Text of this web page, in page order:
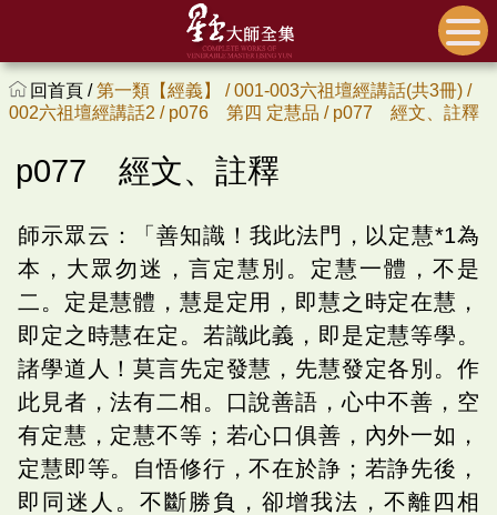
回首頁 /第一類【經義】 /001-003六祖壇經講話(共3冊) /
002六祖壇經講話2 / p076 第四 定慧品 / p077 經文、註釋
p077 經文、註釋
師示眾云：「善知識！我此法門，以定慧*1為
本，大眾勿迷，言定慧別。定慧一體，不是
二。定是慧體，慧是定用，即慧之時定在慧，
即定之時慧在定。若識此義，即是定慧等學。
諸學道人！莫言先定發慧，先慧發定各別。作
此見者，法有二相。口說善語，心中不善，空
有定慧，定慧不等；若心口俱善，內外一如，
定慧即等。自悟修行，不在於諍；若諍先後，
即同迷人。不斷勝負，卻增我法，不離四相